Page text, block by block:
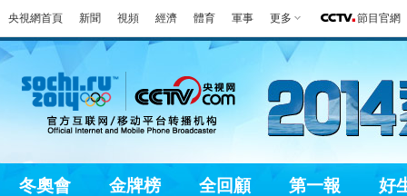
央視網首頁 新聞 視頻 經濟 體育 軍事 更多 節目官網
冬奧會 金牌榜 全回顧 第一報 好